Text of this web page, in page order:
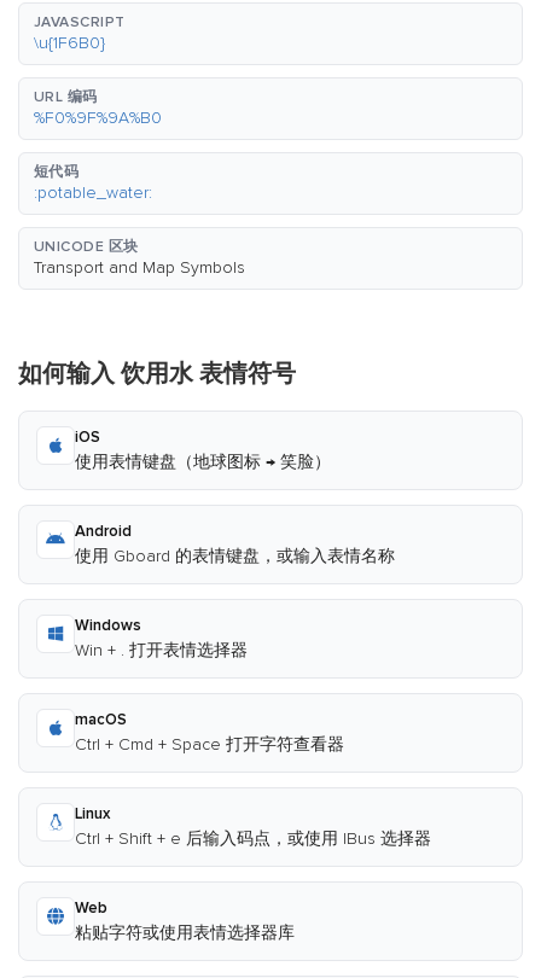
JAVASCRIPT
\u{1F6B0}
URL 编码
%F0%9F%9A%B0
短代码
:potable_water:
UNICODE 区块
Transport and Map Symbols
如何输入 饮用水 表情符号
iOS
使用表情键盘（地球图标 → 笑脸）
Android
使用 Gboard 的表情键盘，或输入表情名称
Windows
Win + . 打开表情选择器
macOS
Ctrl + Cmd + Space 打开字符查看器
Linux
Ctrl + Shift + e 后输入码点，或使用 IBus 选择器
Web
粘贴字符或使用表情选择器库